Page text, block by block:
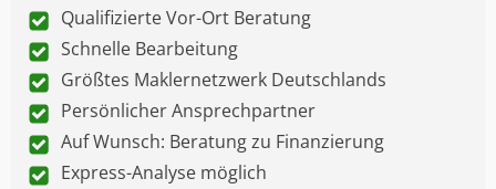
Qualifizierte Vor-Ort Beratung
Schnelle Bearbeitung
Größtes Maklernetzwerk Deutschlands
Persönlicher Ansprechpartner
Auf Wunsch: Beratung zu Finanzierung
Express-Analyse möglich